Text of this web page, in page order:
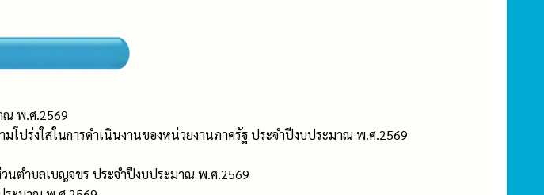
ณ พ.ศ.2569
โปร่งใสในการดำเนินงานของหน่วยงานภาครัฐ ประจำปีงบประมาณ พ.ศ.2569
วนตำบลเบญจขร ประจำปีงบประมาณ พ.ศ.2569